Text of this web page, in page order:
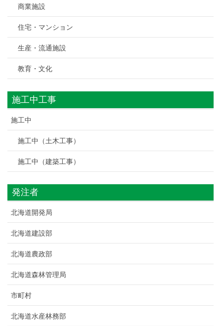
商業施設
住宅・マンション
生産・流通施設
教育・文化
施工中工事
施工中
施工中（土木工事）
施工中（建築工事）
発注者
北海道開発局
北海道建設部
北海道農政部
北海道森林管理局
市町村
北海道水産林務部